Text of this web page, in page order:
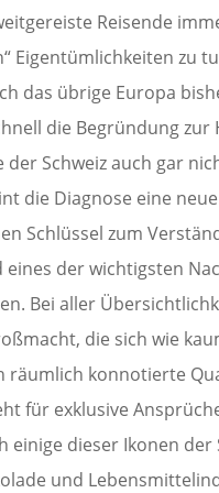
Reisende
Eigentümlichkeiten zu
das übrige Europa
die Begründung zur
Schweiz auch gar
die Diagnose eine
Schlüssel zum
der wichtigsten
Bei aller
die sich wie
räumlich konnotierte
für exklusive
einige dieser Ikonen der
und